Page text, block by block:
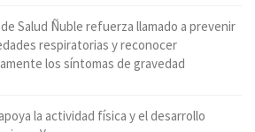
Salud Ñuble refuerza llamado a prevenir
respiratorias y reconocer
los síntomas de gravedad
la actividad física y el desarrollo